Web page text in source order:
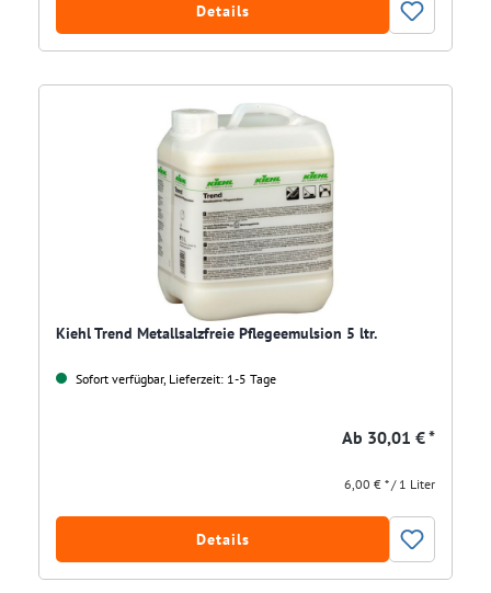
Details
Kiehl Trend Metallsalzfreie Pflegeemulsion 5 ltr.
Sofort verfügbar, Lieferzeit: 1-5 Tage
Ab 30,01 € *
6,00 € * / 1 Liter
Details